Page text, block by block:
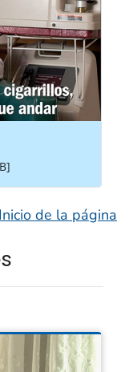
Inicio de la página